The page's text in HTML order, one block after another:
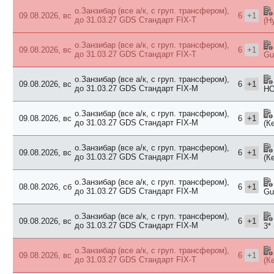
09.08.2026, вс
о.Занзибар (все а/к, с груп. трансфером),
до 31.03.27 GDS Стандарт FIX-T 6 +1
09.08.2026, вс
о.Занзибар (все а/к, с груп. трансфером),
до 31.03.27 GDS Стандарт FIX-T 6 +1
09.08.2026, вс
о.Занзибар (все а/к, с груп. трансфером),
до 31.03.27 GDS Стандарт FIX-M 6 +1
09.08.2026, вс
о.Занзибар (все а/к, с груп. трансфером),
до 31.03.27 GDS Стандарт FIX-M 6 +1
09.08.2026, вс
о.Занзибар (все а/к, с груп. трансфером),
до 31.03.27 GDS Стандарт FIX-M 6 +1
08.08.2026, сб
о.Занзибар (все а/к, с груп. трансфером),
до 31.03.27 GDS Стандарт FIX-M 6 +1
09.08.2026, вс
о.Занзибар (все а/к, с груп. трансфером),
до 31.03.27 GDS Стандарт FIX-M 6 +1
3*
09.08.2026, вс
о.Занзибар (все а/к, с груп. трансфером),
до 31.03.27 GDS Стандарт FIX-T 6 +1